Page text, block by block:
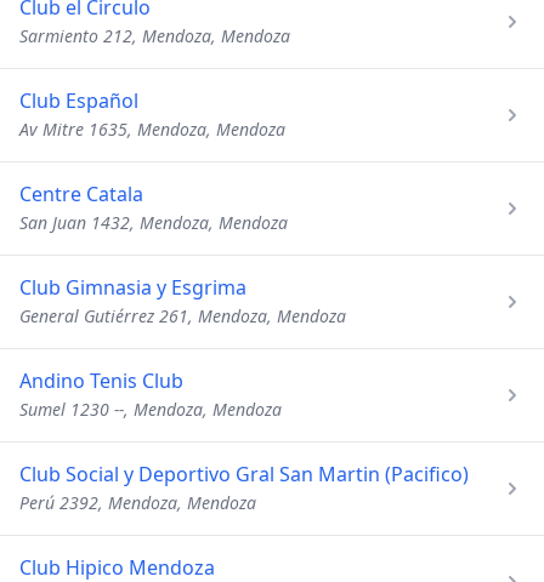
Club el Circulo
Sarmiento 212, Mendoza, Mendoza
Club Español
Av Mitre 1635, Mendoza, Mendoza
Centre Catala
San Juan 1432, Mendoza, Mendoza
Club Gimnasia y Esgrima
General Gutiérrez 261, Mendoza, Mendoza
Andino Tenis Club
Sumel 1230 --, Mendoza, Mendoza
Club Social y Deportivo Gral San Martin (Pacifico)
Perú 2392, Mendoza, Mendoza
Club Hipico Mendoza